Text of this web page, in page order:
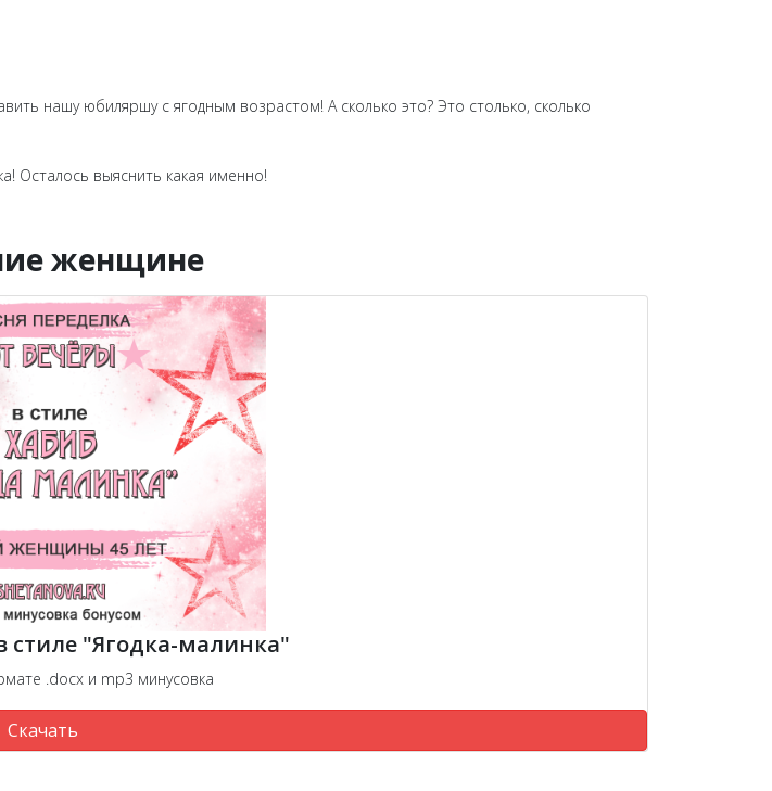
нашу юбиляршу с ягодным возрастом! А сколько это? Это столько, сколько
Осталось выяснить какая именно!
женщине
стиле "Ягодка-малинка"
.docx и mp3 минусовка
Скачать